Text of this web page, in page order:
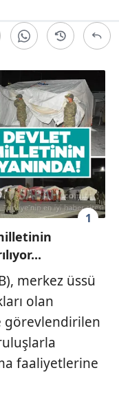
1
merkez üssü
olan
görevlendirilen
faaliyetlerine